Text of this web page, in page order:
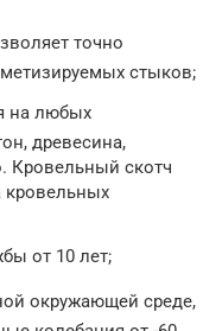
точно
стыков;
на любых
древесина,
Кровельный скотч
кровельных
от 10 лет;
окружающей среде,